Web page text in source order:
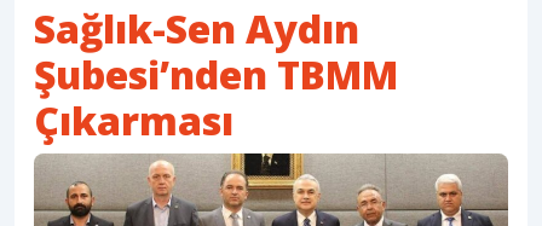
Sağlık-Sen Aydın
Şubesi’nden TBMM
Çıkarması